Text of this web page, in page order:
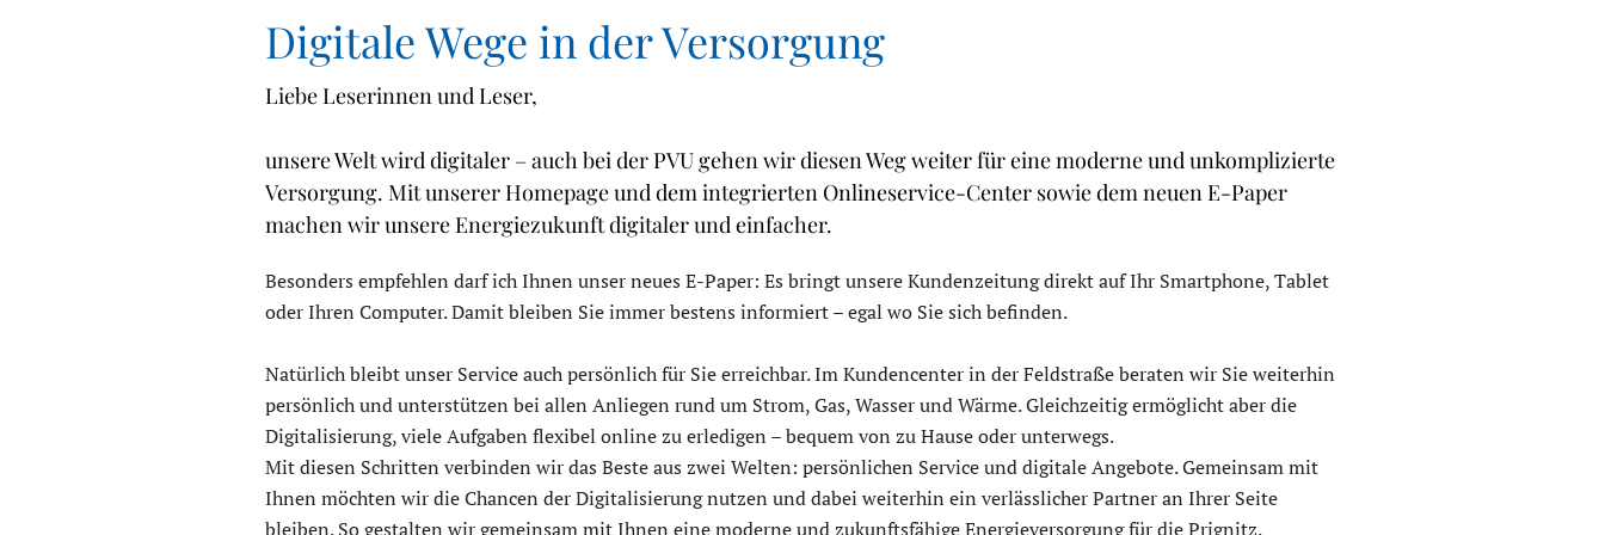
Digitale Wege in der Versorgung
Liebe Leserinnen und Leser,
unsere Welt wird digitaler – auch bei der PVU gehen wir diesen Weg weiter für eine moderne und unkomplizierte
Versorgung. Mit unserer Homepage und dem integrierten Onlineservice-Center sowie dem neuen E-Paper
machen wir unsere Energiezukunft digitaler und einfacher.
Besonders empfehlen darf ich Ihnen unser neues E-Paper: Es bringt unsere Kundenzeitung direkt auf Ihr Smartphone, Tablet
oder Ihren Computer. Damit bleiben Sie immer bestens informiert – egal wo Sie sich befinden.
Natürlich bleibt unser Service auch persönlich für Sie erreichbar. Im Kundencenter in der Feldstraße beraten wir Sie weiterhin
persönlich und unterstützen bei allen Anliegen rund um Strom, Gas, Wasser und Wärme. Gleichzeitig ermöglicht aber die
Digitalisierung, viele Aufgaben flexibel online zu erledigen – bequem von zu Hause oder unterwegs.
Mit diesen Schritten verbinden wir das Beste aus zwei Welten: persönlichen Service und digitale Angebote. Gemeinsam mit
Ihnen möchten wir die Chancen der Digitalisierung nutzen und dabei weiterhin ein verlässlicher Partner an Ihrer Seite
bleiben. So gestalten wir gemeinsam mit Ihnen eine moderne und zukunftsfähige Energieversorgung für die Prignitz.